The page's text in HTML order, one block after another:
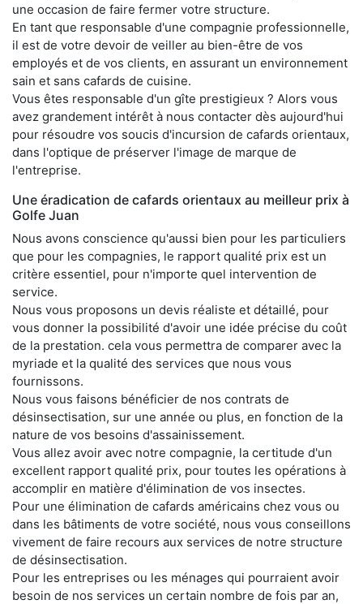
une occasion de faire fermer votre structure.
En tant que responsable d'une compagnie professionnelle,
il est de votre devoir de veiller au bien-être de vos
employés et de vos clients, en assurant un environnement
sain et sans cafards de cuisine.
Vous êtes responsable d'un gîte prestigieux ? Alors vous
avez grandement intérêt à nous contacter dès aujourd'hui
pour résoudre vos soucis d'incursion de cafards orientaux,
dans l'optique de préserver l'image de marque de
l'entreprise.
Une éradication de cafards orientaux au meilleur prix à
Golfe Juan
Nous avons conscience qu'aussi bien pour les particuliers
que pour les compagnies, le rapport qualité prix est un
critère essentiel, pour n'importe quel intervention de
service.
Nous vous proposons un devis réaliste et détaillé, pour
vous donner la possibilité d'avoir une idée précise du coût
de la prestation. cela vous permettra de comparer avec la
myriade et la qualité des services que nous vous
fournissons.
Nous vous faisons bénéficier de nos contrats de
désinsectisation, sur une année ou plus, en fonction de la
nature de vos besoins d'assainissement.
Vous allez avoir avec notre compagnie, la certitude d'un
excellent rapport qualité prix, pour toutes les opérations à
accomplir en matière d'élimination de vos insectes.
Pour une élimination de cafards américains chez vous ou
dans les bâtiments de votre société, nous vous conseillons
vivement de faire recours aux services de notre structure
de désinsectisation.
Pour les entreprises ou les ménages qui pourraient avoir
besoin de nos services un certain nombre de fois par an,